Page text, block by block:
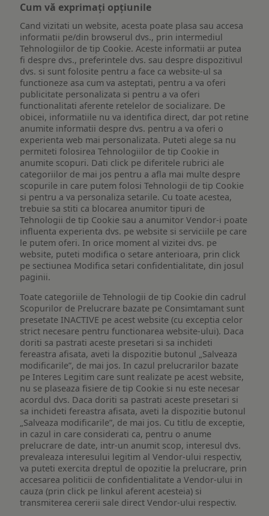
Cum vă exprimați opțiunile
Cand vizitati un website, acesta poate plasa sau accesa
informatii pe/din browserul dvs., prin intermediul
Tehnologiilor de tip Cookie. Aceste informatii ar putea
fi despre dvs., preferintele dvs. sau despre dispozitivul
dvs. si sunt folosite pentru a face ca website-ul sa
functioneze asa cum va asteptati, pentru a va oferi
publicitate personalizata si pentru a va oferi
functionalitati aferente retelelor de socializare. De
obicei, informatiile nu va identifica direct, dar pot retine
anumite informatii despre dvs. pentru a va oferi o
experienta web mai personalizata. Puteti alege sa nu
permiteti folosirea Tehnologiilor de tip Cookie in
anumite scopuri. Dati click pe diferitele rubrici ale
categoriilor de mai jos pentru a afla mai multe despre
scopurile in care putem folosi Tehnologii de tip Cookie
si pentru a va personaliza setarile. Cu toate acestea,
trebuie sa stiti ca blocarea anumitor tipuri de
Tehnologii de tip Cookie sau a anumitor Vendor-i poate
influenta experienta dvs. pe website si serviciile pe care
le putem oferi. In orice moment al vizitei dvs. pe
website, puteti modifica o setare anterioara, prin click
pe sectiunea Modifica setari confidentialitate, din josul
paginii.
Toate categoriile de Tehnologii de tip Cookie din cadrul
Scopurilor de Prelucrare bazate pe Consimtamant sunt
presetate INACTIVE pe acest website (cu exceptia celor
strict necesare pentru functionarea website-ului). Daca
doriti sa pastrati aceste presetari si sa inchideti
fereastra afisata, aveti la dispozitie butonul „Salveaza
modificarile”, de mai jos. In cazul prelucrarilor bazate
pe Interes Legitim care sunt realizate pe acest website,
nu se plaseaza fisiere de tip Cookie si nu este necesar
acordul dvs. Daca doriti sa pastrati aceste presetari si
sa inchideti fereastra afisata, aveti la dispozitie butonul
„Salveaza modificarile”, de mai jos. Cu titlu de exceptie,
in cazul in care considerati ca, pentru o anume
prelucrare de date, intr-un anumit scop, interesul dvs.
prevaleaza interesului legitim al Vendor-ului respectiv,
va puteti exercita dreptul de opozitie la prelucrare, prin
accesarea politicii de confidentialitate a Vendor-ului in
cauza (prin click pe linkul aferent acesteia) si
transmiterea cererii sale direct Vendor-ului respectiv.